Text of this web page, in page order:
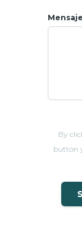
By
button